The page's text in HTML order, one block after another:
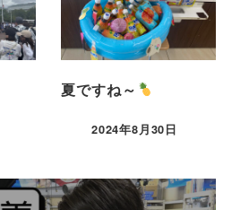
夏ですね～
2024年8月30日